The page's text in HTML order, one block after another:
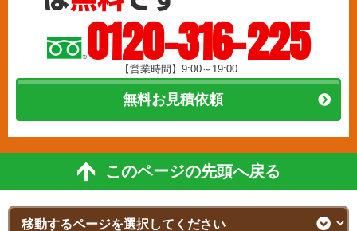
0120-316-225
【営業時間】9:00～19:00
無料お見積依頼
このページの先頭へ戻る